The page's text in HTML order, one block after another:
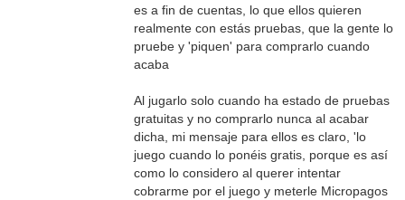
es a fin de cuentas, lo que ellos quieren
realmente con estás pruebas, que la gente lo
pruebe y 'piquen' para comprarlo cuando
acaba
Al jugarlo solo cuando ha estado de pruebas
gratuitas y no comprarlo nunca al acabar
dicha, mi mensaje para ellos es claro, 'lo
juego cuando lo ponéis gratis, porque es así
como lo considero al querer intentar
cobrarme por el juego y meterle Micropagos